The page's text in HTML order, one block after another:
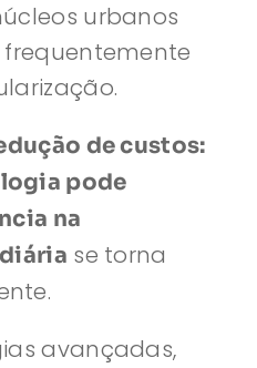
urbanos
de custos:
pode
na
se torna
avançadas,